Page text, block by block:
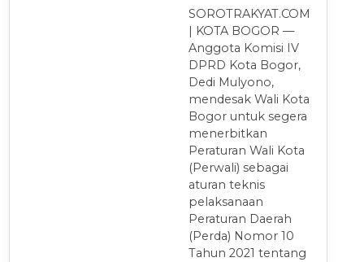
SOROTRAKYAT.COM
| KOTA BOGOR —
Anggota Komisi IV
DPRD Kota Bogor,
Dedi Mulyono,
mendesak Wali Kota
Bogor untuk segera
menerbitkan
Peraturan Wali Kota
(Perwali) sebagai
aturan teknis
pelaksanaan
Peraturan Daerah
(Perda) Nomor 10
Tahun 2021 tentang